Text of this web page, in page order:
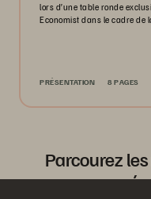
lors d’une table ronde
Economist dans le cadre de
PRÉSENTATION 8 PAGES
Parcourez